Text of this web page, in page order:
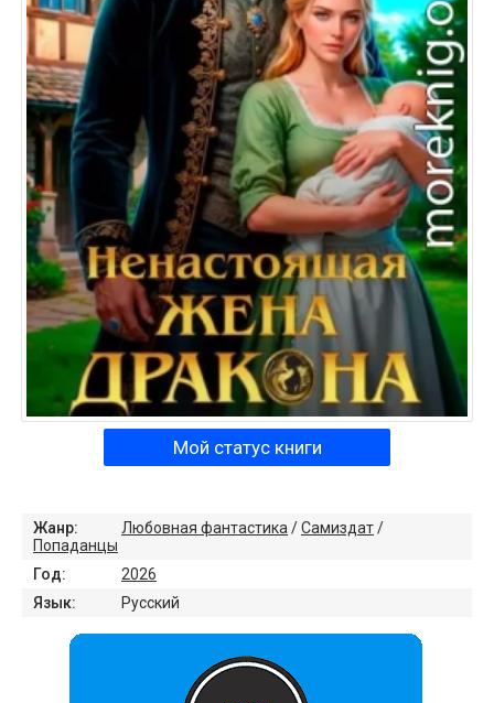
Мой статус книги
Жанр: Любовная фантастика /Самиздат/
Попаданцы
Год:
2026
Язык:
Русский